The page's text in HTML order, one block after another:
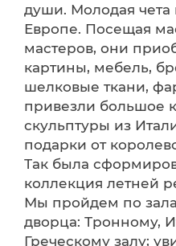
души. Молодая чета
Европе. Посещая
мастеров, они
картины, мебель,
шелковые ткани,
привезли большое
скульптуры из
подарки от
Так была
коллекция летней
Мы пройдем по
дворца: Тронному,
Греческому залу;